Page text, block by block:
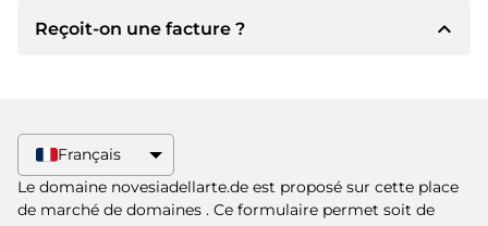
Après un accord, le titulaire vous
proposera Paypal ou d'autres méthodes de
paiement.
Veuillez toujours mentionner le nom de
Reçoit-on une facture ? expand_less
élevé, vous recevrez également un contrat de
vente supplémentaire si vous le souhaitez.
Français
Le domaine novesiadellarte.de est proposé sur cette place
de marché de domaines . Ce formulaire permet soit de